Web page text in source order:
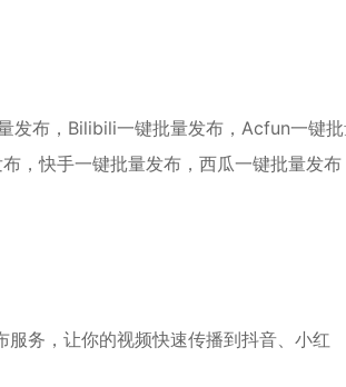
发布，Bilibili一键批量发布，Acfun一键
，快手一键批量发布，西瓜一键批量发布
务，让你的视频快速传播到抖音、小红